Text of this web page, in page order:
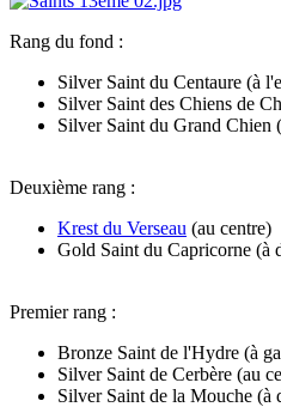
Rang du fond :
Silver Saint du Centaure (à
Silver Saint des Chiens de
Silver Saint du Grand Chien
Deuxième rang :
Krest du Verseau (au centre)
Gold Saint du Capricorne (à
Premier rang :
Bronze Saint de l'Hydre (à
Silver Saint de Cerbère (au
Silver Saint de la Mouche (à